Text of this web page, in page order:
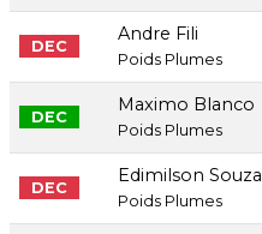
DEC
Andre Fili
Poids Plumes
DEC
Maximo Blanco
Poids Plumes
DEC
Edimilson Souza
Poids Plumes